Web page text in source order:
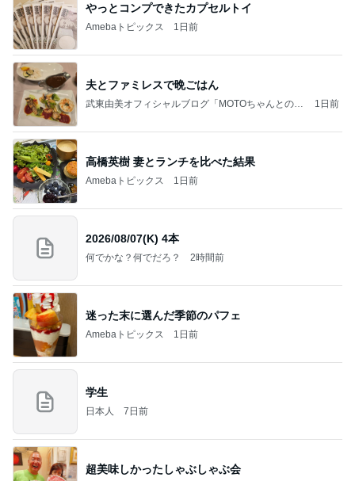
やっとコンプできたカプセルトイ
Amebaトピックス 1日前
夫とファミレスで晩ごはん
武東由美オフィシャルブログ「MOTOちゃんとのは
1日前
高橋英樹 妻とランチを比べた結果
Amebaトピックス 1日前
2026/08/07(K) 4本
何でかな？何でだろ？ 2時間前
迷った末に選んだ季節のパフェ
Amebaトピックス 1日前
学生
日本人 7日前
超美味しかったしゃぶしゃぶ会